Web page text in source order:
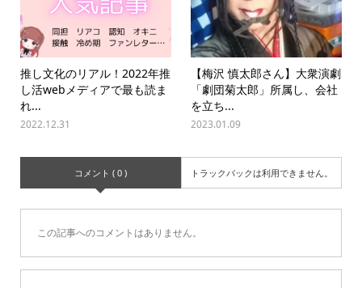
推し文化のリアル！2022年推
し活webメディアで最も読ま
れ...
2022.12.31
【梅沢 慎太郎さん】大衆演劇
「劇団菊太郎」所属し、会社
を立ち...
2023.01.09
コメント ( 0 ) トラックバックは利用できません。
この記事へのコメントはありません。